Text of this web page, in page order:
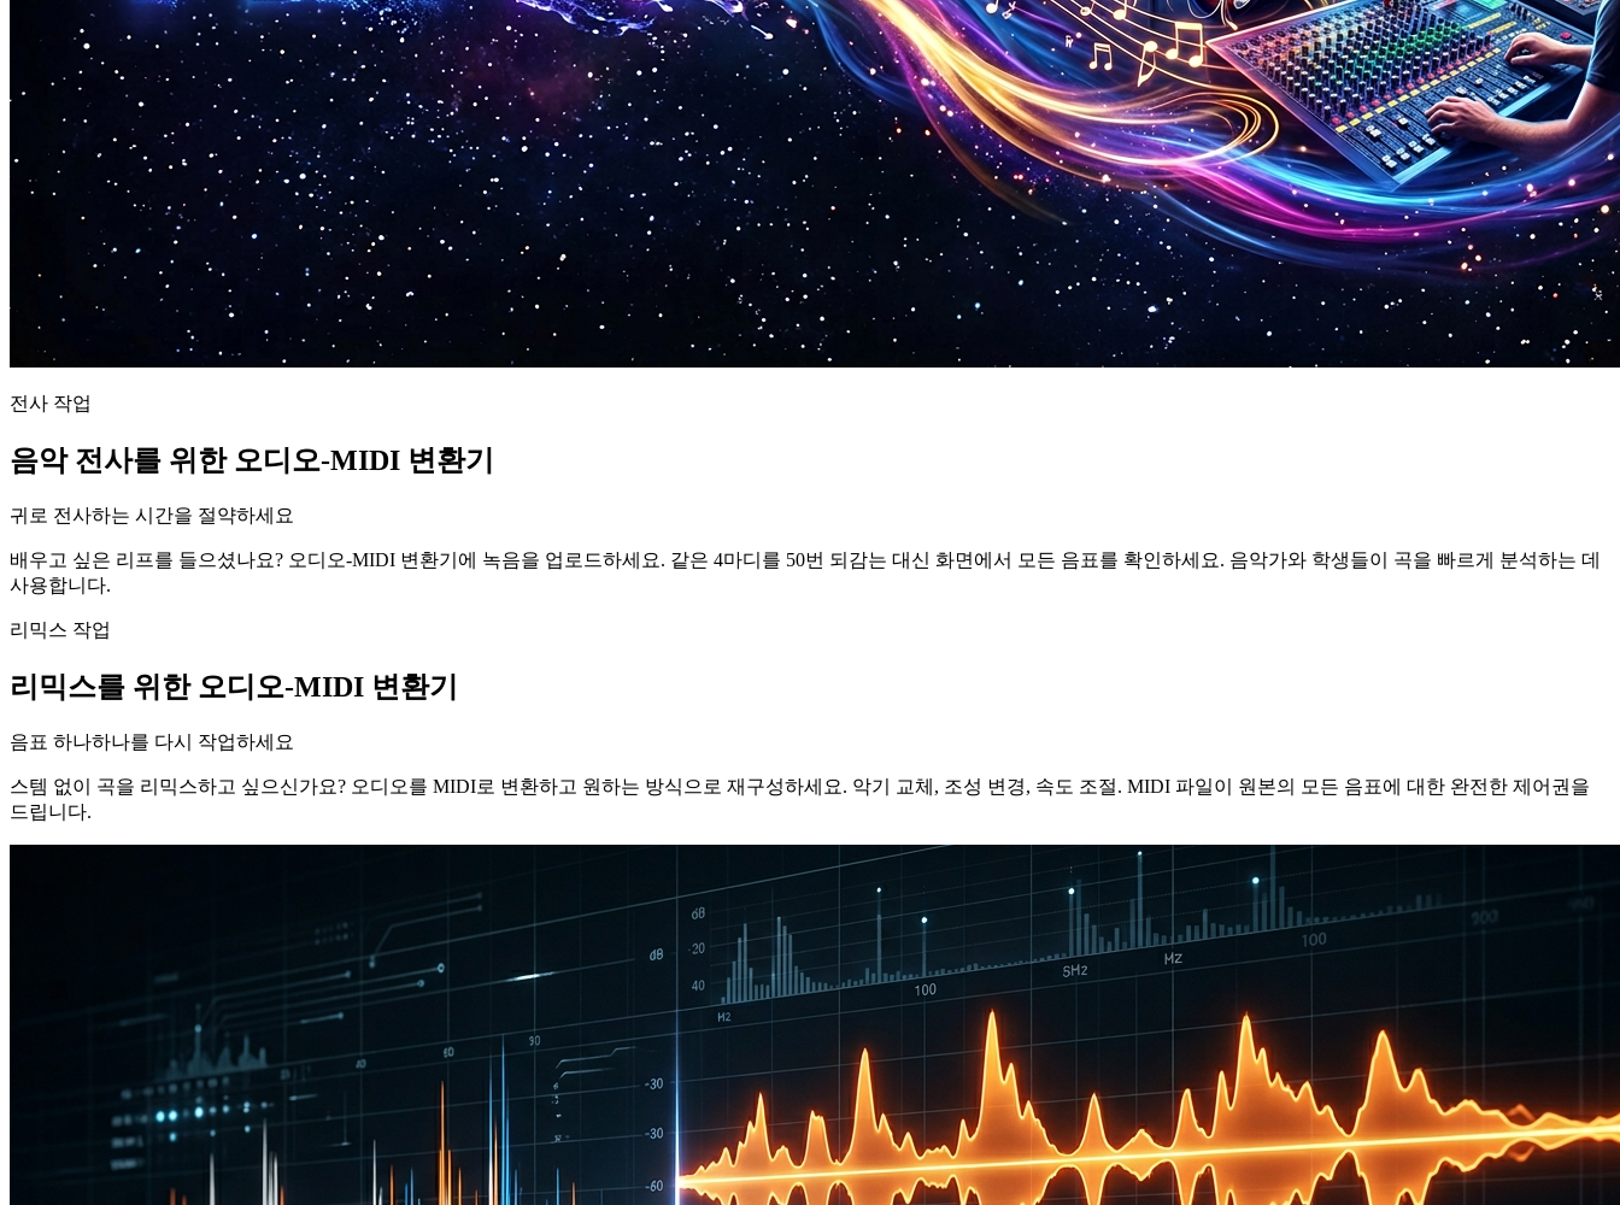
전사 작업
음악 전사를 위한 오디오-MIDI 변환기
귀로 전사하는 시간을 절약하세요
배우고 싶은 리프를 들으셨나요? 오디오-MIDI 변환기에 녹음을 업로드하세요. 같은 4마디를 50번 되감는 대신 화면에서 모든 음표를 확인하세요. 음악가와 학생들이 곡을 빠르게 분석하는 데
사용합니다.
리믹스 작업
리믹스를 위한 오디오-MIDI 변환기
음표 하나하나를 다시 작업하세요
스템 없이 곡을 리믹스하고 싶으신가요? 오디오를 MIDI로 변환하고 원하는 방식으로 재구성하세요. 악기 교체, 조성 변경, 속도 조절. MIDI 파일이 원본의 모든 음표에 대한 완전한 제어권을
드립니다.